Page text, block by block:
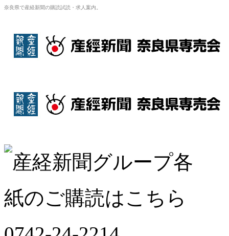
奈良県で産経新聞の購読試読・求人案内。